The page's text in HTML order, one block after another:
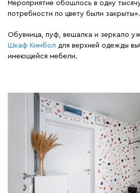
Мероприятие обошлось в одну
потребности по цвету были закрыты».
Обувница, пуф, вешалка и зеркало
Шкаф Кимбол для верхней одежды
имеющейся мебели.